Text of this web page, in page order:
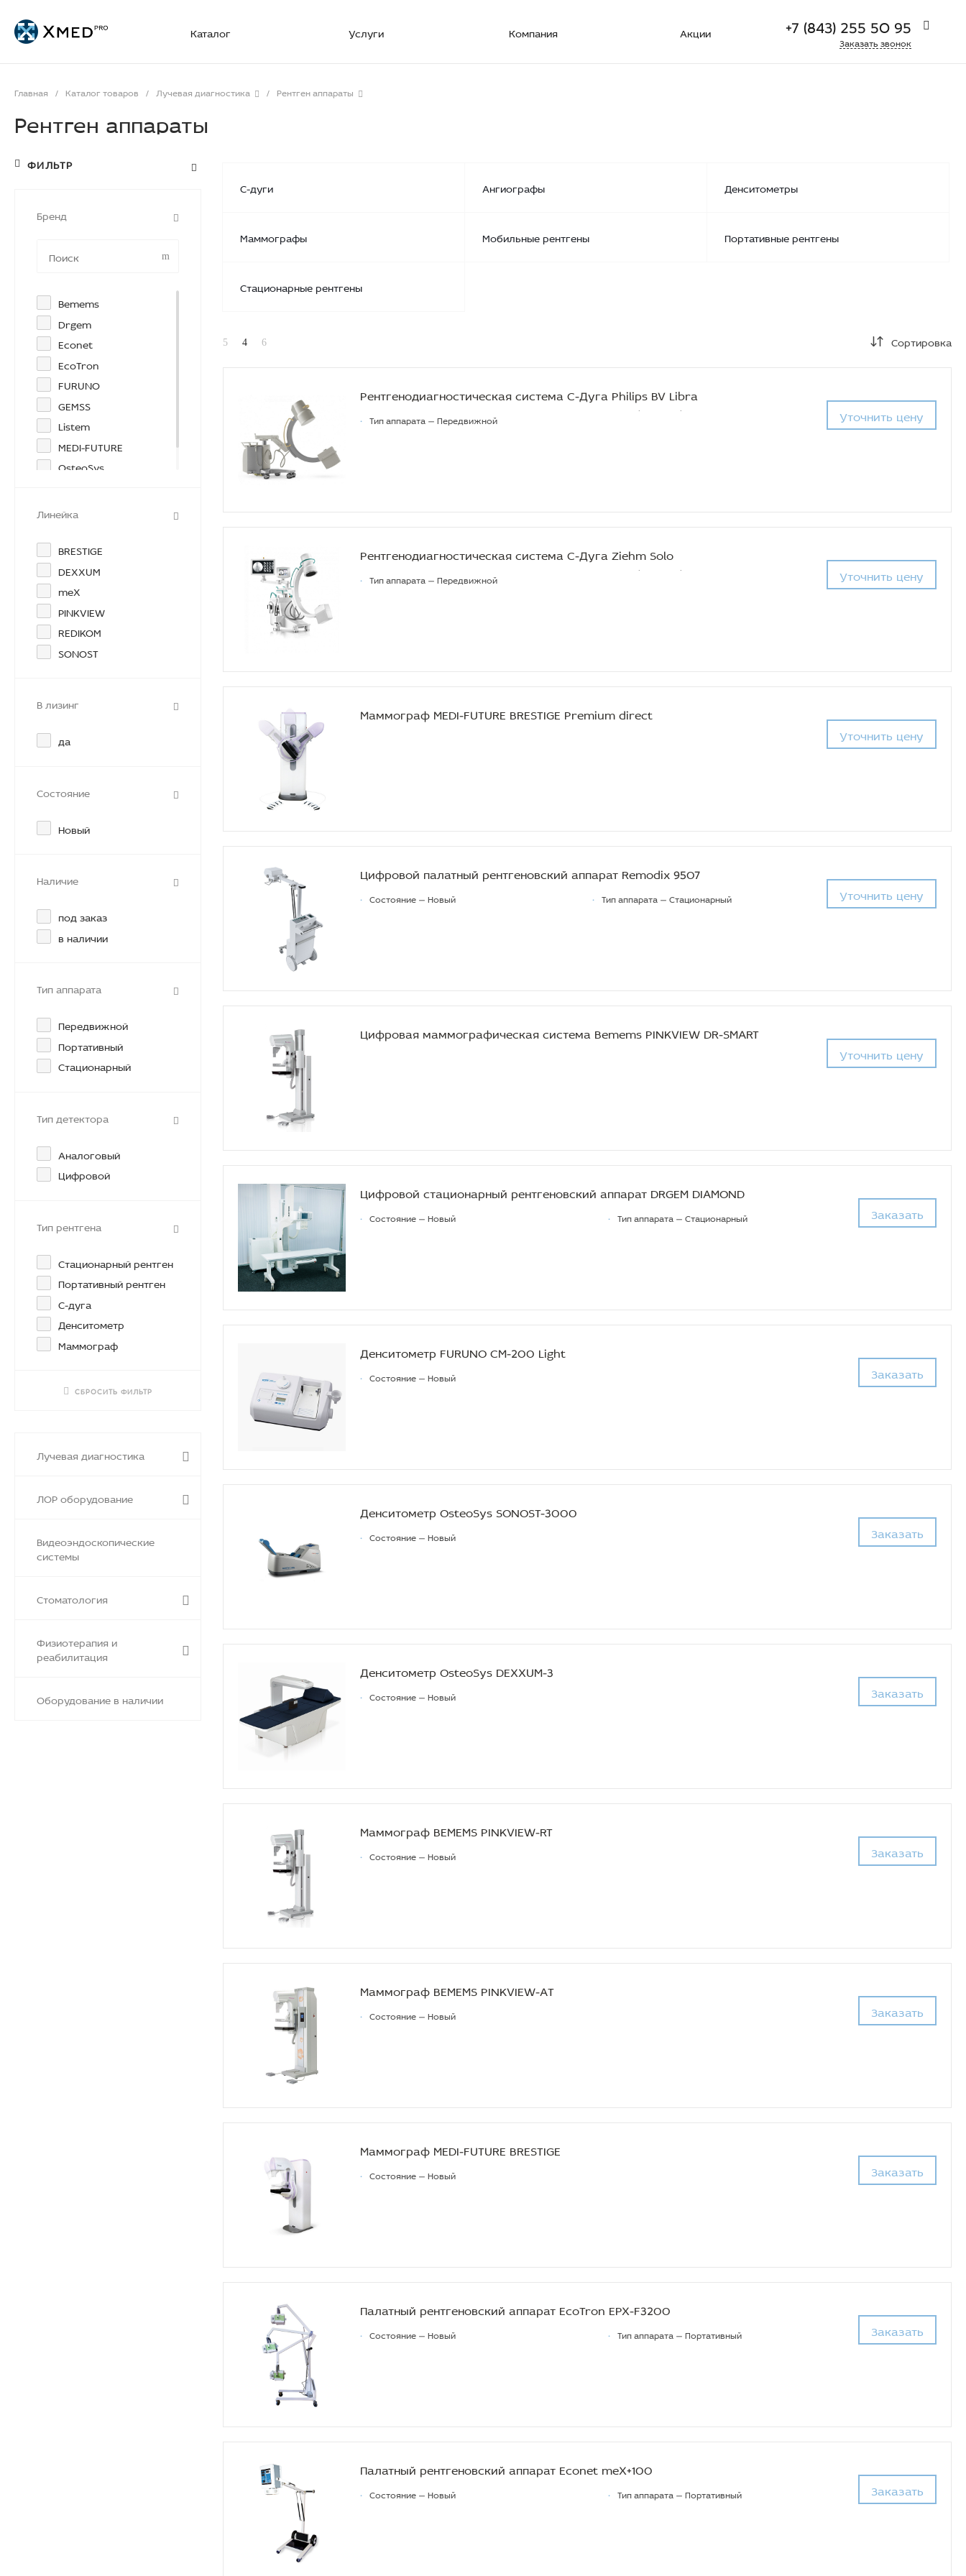
Каталог Услуги Компания Акции +7 (843) 255 50 95
г. Казань, ул. Толбухина д. 9
sale@xmed.pro
Заказать звонок
Главная / Каталог товаров / Лучевая диагностика / Рентген аппараты
Рентген аппараты
ФИЛЬТР
Бренд
Bemems
Drgem
Econet
EcoTron
FURUNO
GEMSS
Listem
MEDI-FUTURE
OsteoSys
Линейка
BRESTIGE
DEXXUM
meX
PINKVIEW
REDIKOM
SONOST
В лизинг
да
Состояние
Новый
Наличие
под заказ
в наличии
Тип аппарата
Передвижной
Портативный
Стационарный
Тип детектора
Аналоговый
Цифровой
Тип рентгена
Стационарный рентген
Портативный рентген
C-дуга
Денситометр
Маммограф
СБРОСИТЬ ФИЛЬТР
Лучевая диагностика
ЛОР оборудование
Видеоэндоскопические
системы
Стоматология
Физиотерапия и
реабилитация
Оборудование в наличии
C-дуги Ангиографы Денситометры
Маммографы Мобильные рентгены Портативные рентгены
Стационарные рентгены
Сортировка
Уточнить цену
Рентгенодиагностическая система С-Дуга Philips BV Libra
• Тип аппарата — Передвижной
Уточнить цену
Рентгенодиагностическая система С-Дуга Ziehm Solo
• Тип аппарата — Передвижной
Уточнить цену
Маммограф MEDI-FUTURE BRESTIGE Premium direct
Уточнить цену
Цифровой палатный рентгеновский аппарат Remodix 9507
• Состояние — Новый • Тип аппарата — Стационарный
Уточнить цену
Цифровая маммографическая система Bemems PINKVIEW DR-SMART
Заказать
Цифровой стационарный рентгеновский аппарат DRGEM DIAMOND
• Состояние — Новый • Тип аппарата — Стационарный
Заказать
Денситометр FURUNO CM-200 Light
• Состояние — Новый
Заказать
Денситометр OsteoSys SONOST-3000
• Состояние — Новый
Заказать
Денситометр OsteoSys DEXXUM-3
• Состояние — Новый
Заказать
Маммограф BEMEMS PINKVIEW-RT
• Состояние — Новый
Заказать
Маммограф BEMEMS PINKVIEW-АT
• Состояние — Новый
Заказать
Маммограф MEDI-FUTURE BRESTIGE
• Состояние — Новый
Заказать
Палатный рентгеновский аппарат EcoTron EPX-F3200
• Состояние — Новый • Тип аппарата — Портативный
Заказать
Палатный рентгеновский аппарат Econet meX+100
• Состояние — Новый • Тип аппарата — Портативный